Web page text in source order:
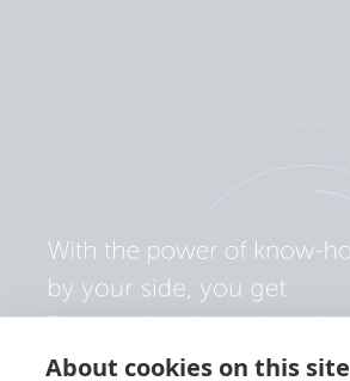
About cookies on this site